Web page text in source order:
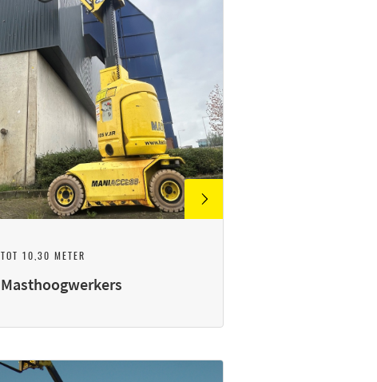
TOT 10,30 METER
Masthoogwerkers